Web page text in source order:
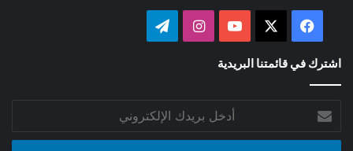
فيسبوك ‫YouTubeانستقرام
اشترك في قائمتنا البريدية
بريدك
الإلكتروني